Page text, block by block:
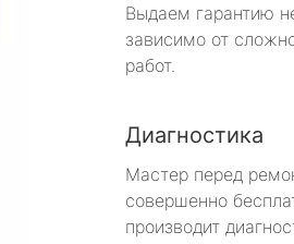
Выдаем гарантию
зависимо от
работ.
Диагностика
Мастер перед
совершенно
производит